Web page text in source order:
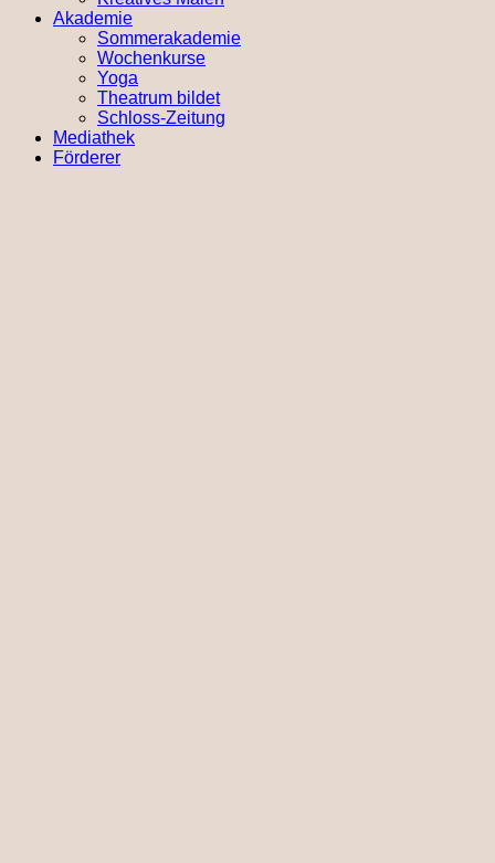
Akademie
Sommerakademie
Wochenkurse
Yoga
Theatrum bildet
Schloss-Zeitung
Mediathek
Förderer